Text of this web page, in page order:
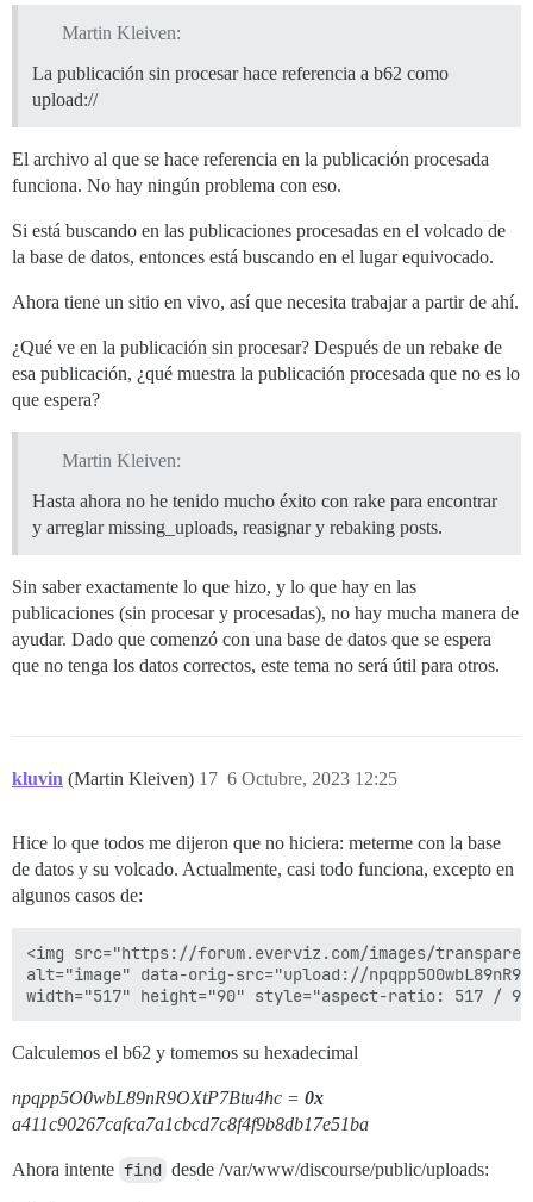
Martin Kleiven:
La publicación sin procesar hace referencia a b62 como
upload://
El archivo al que se hace referencia en la publicación procesada
funciona. No hay ningún problema con eso.
Si está buscando en las publicaciones procesadas en el volcado de
la base de datos, entonces está buscando en el lugar equivocado.
Ahora tiene un sitio en vivo, así que necesita trabajar a partir de ahí.
¿Qué ve en la publicación sin procesar? Después de un rebake de
esa publicación, ¿qué muestra la publicación procesada que no es lo
que espera?
Martin Kleiven:
Hasta ahora no he tenido mucho éxito con rake para encontrar
y arreglar missing_uploads, reasignar y rebaking posts.
Sin saber exactamente lo que hizo, y lo que hay en las
publicaciones (sin procesar y procesadas), no hay mucha manera de
ayudar. Dado que comenzó con una base de datos que se espera
que no tenga los datos correctos, este tema no será útil para otros.
kluvin (Martin Kleiven) 6 Octubre, 2023 12:25
17
Hice lo que todos me dijeron que no hiciera: meterme con la base
de datos y su volcado. Actualmente, casi todo funciona, excepto en
algunos casos de:
<img src="https://forum.everviz.com/images/
alt="image" data-orig-src="upload://
Calculemos el b62 y tomemos su hexadecimal
npqpp5O0wbL89nR9OXtP7Btu4hc = 0x
a411c90267cafca7a1cbcd7c8f4f9b8db17e51ba
Ahora intente find desde /var/www/discourse/public/uploads: